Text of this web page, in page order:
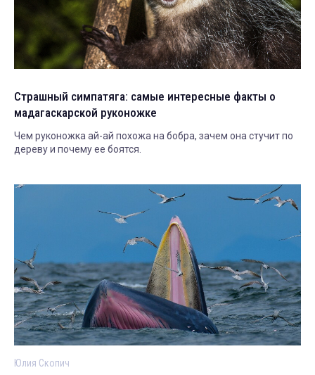
Страшный симпатяга: самые интересные факты о
мадагаскарской руконожке
Чем руконожка ай-ай похожа на бобра, зачем она стучит по
дереву и почему ее боятся.
Юлия Скопич